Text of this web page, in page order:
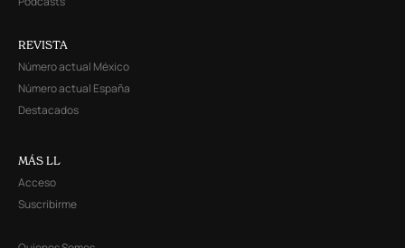
REVISTA
Número actual México
Número actual España
Destacados
MÁS LL
Acceso
Suscribirme